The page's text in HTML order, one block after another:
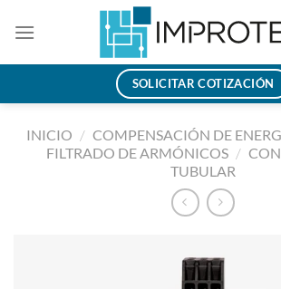
SOLICITAR COTIZACIÓN
INICIO / COMPENSACIÓN DE
FILTRADO DE ARMÓNICOS /
TUBULAR